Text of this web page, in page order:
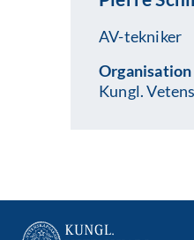
AV-tekniker
Organisation
Kungl.